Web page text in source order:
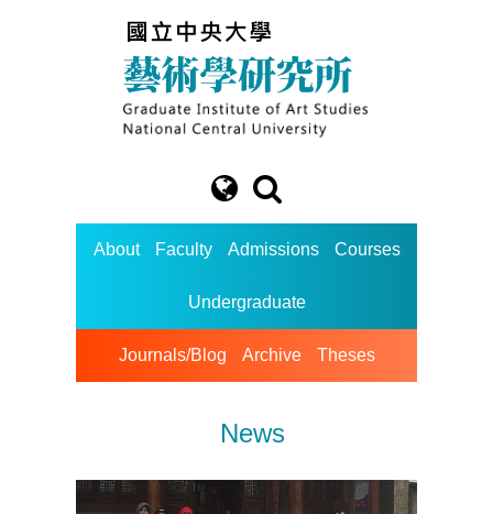
About Faculty Admissions Courses
Undergraduate
Journals/Blog Archive Theses
News